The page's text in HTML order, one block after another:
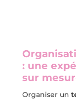
: une
sur
Organiser un